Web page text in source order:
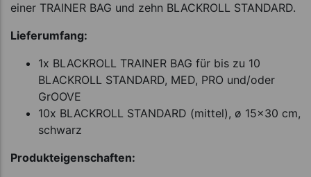
einer TRAINER BAG und zehn BLACKROLL STANDARD.
Lieferumfang:
1x BLACKROLL TRAINER BAG für bis zu 10
BLACKROLL STANDARD, MED, PRO und/oder
GrOOVE
10x BLACKROLL STANDARD (mittel), ø 15x30 cm,
schwarz
Produkteigenschaften: